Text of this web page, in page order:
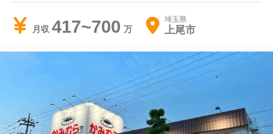
月収 417~700 埼玉県
上尾市